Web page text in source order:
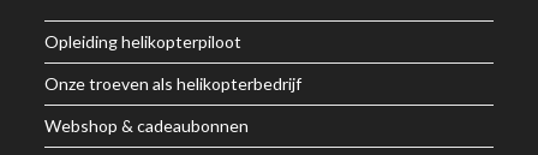
Opleiding helikopterpiloot
Onze troeven als helikopterbedrijf
Webshop & cadeaubonnen